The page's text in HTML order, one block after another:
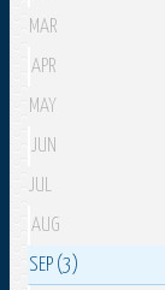
MAR
APR
MAY
JUN
JUL
AUG
SEP (3)